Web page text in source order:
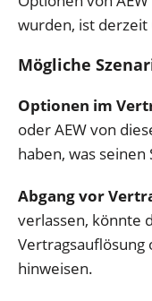
wurden, ist derzeit
Mögliche
Optionen im
oder AEW von
haben, was
Abgang vor
verlassen, könnte
Vertragsauflösung
hinweisen.